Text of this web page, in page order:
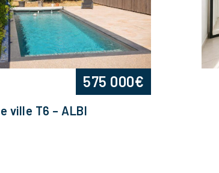
ville T6 – ALBI
575 000€